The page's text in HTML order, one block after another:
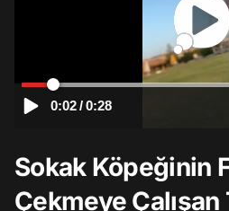
0:02/0:28
Sokak Köpeğinin
Çekmeye Çalışan